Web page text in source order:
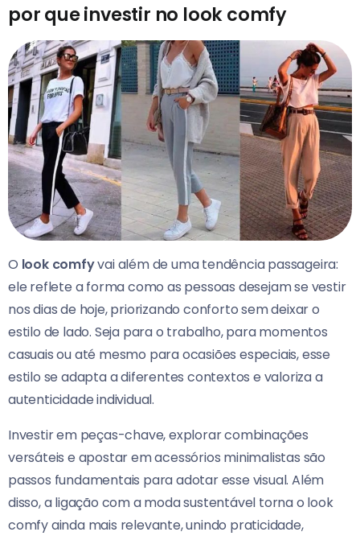
por que investir no look comfy
O look comfyvai além de uma tendência passageira:
ele reflete a forma como as pessoas desejam se vestir
nos dias de hoje, priorizando conforto sem deixar o
estilo de lado. Seja para o trabalho, para momentos
casuais ou até mesmo para ocasiões especiais, esse
estilo se adapta a diferentes contextos e valoriza a
autenticidade individual.
Investir em peças-chave, explorar combinações
versáteis e apostar em acessórios minimalistas são
passos fundamentais para adotar esse visual. Além
disso, a ligação com a moda sustentável torna o look
comfy ainda mais relevante, unindo praticidade,